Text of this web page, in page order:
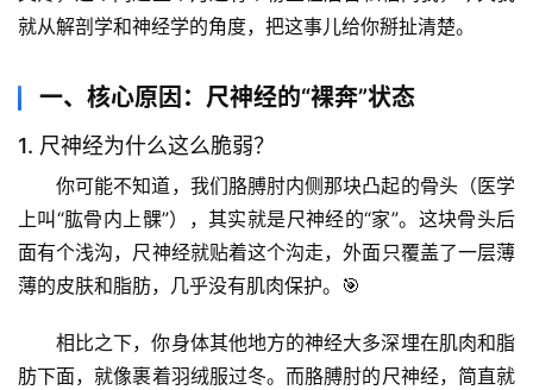
就从解剖学和神经学的角度，把这事儿给你掰扯清楚。
一、核心原因：尺神经的“裸奔”状态
1. 尺神经为什么这么脆弱？
你可能不知道，我们胳膊肘内侧那块凸起的骨头（医学
上叫“肱骨内上髁”），其实就是尺神经的“家”。这块骨头后
面有个浅沟，尺神经就贴着这个沟走，外面只覆盖了一层薄
薄的皮肤和脂肪，几乎没有肌肉保护。🎯
相比之下，你身体其他地方的神经大多深埋在肌肉和脂
肪下面，就像裹着羽绒服过冬。而胳膊肘的尺神经，简直就